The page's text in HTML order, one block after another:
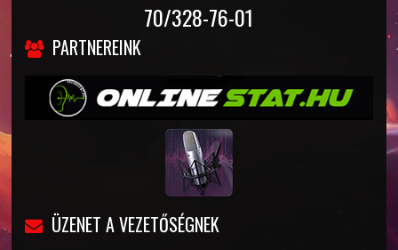
70/328-76-01
PARTNEREINK
ÜZENET A VEZETŐSÉGNEK